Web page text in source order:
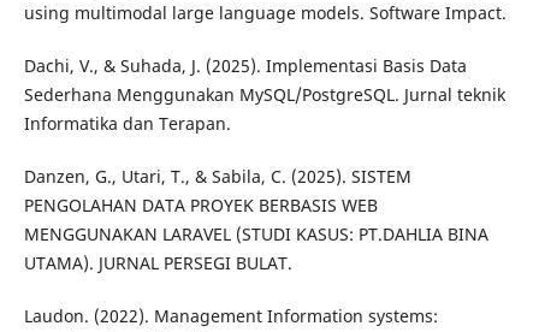
using multimodal large language models. Software Impact.
Dachi, V., & Suhada, J. (2025). Implementasi Basis Data
Sederhana Menggunakan MySQL/PostgreSQL. Jurnal teknik
Informatika dan Terapan.
Danzen, G., Utari, T., & Sabila, C. (2025). SISTEM
PENGOLAHAN DATA PROYEK BERBASIS WEB
MENGGUNAKAN LARAVEL (STUDI KASUS: PT.DAHLIA BINA
UTAMA). JURNAL PERSEGI BULAT.
Laudon. (2022). Management Information systems: